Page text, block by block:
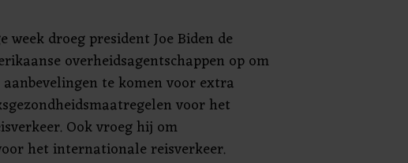
week droeg president Joe Biden de
overheidsagentschappen op om
te komen voor extra
voor het
Ook vroeg hij om
het internationale reisverkeer.